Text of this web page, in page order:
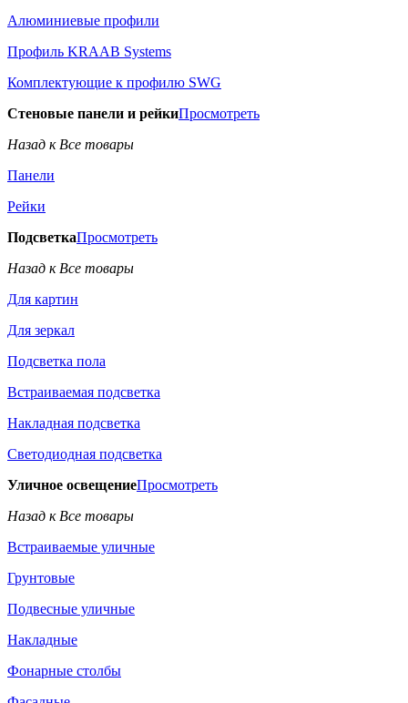
Алюминиевые профили
Профиль KRAAB Systems
Комплектующие к профилю SWG
Стеновые панели и рейкиПросмотреть
Назад к Все товары
Панели
Рейки
ПодсветкаПросмотреть
Назад к Все товары
Для картин
Для зеркал
Подсветка пола
Встраиваемая подсветка
Накладная подсветка
Светодиодная подсветка
Уличное освещениеПросмотреть
Назад к Все товары
Встраиваемые уличные
Грунтовые
Подвесные уличные
Накладные
Фонарные столбы